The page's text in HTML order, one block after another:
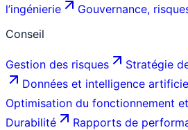
l’ingénierie
Gouvernance,
Conseil
Gestion des risques
Stratégie
Données et intelligence
Optimisation du fonctionnement
Durabilité
Rapports de